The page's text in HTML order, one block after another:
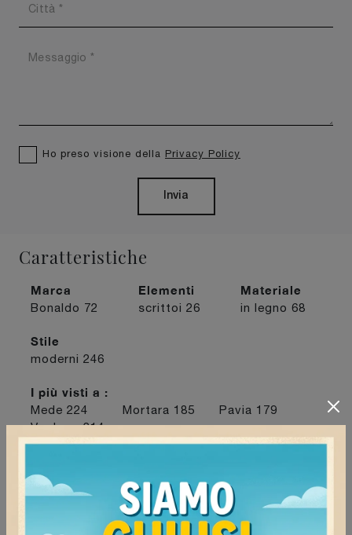
Ho preso visione della Privacy Policy
Invia
Caratteristiche
Marca
Bonaldo 72
Elementi
scrittoi 26
Materiale
in legno 68
Stile
moderni 246
I più visti a :
Mede 224 Mortara 185 Pavia 179
Voghera214
Continua a navigare